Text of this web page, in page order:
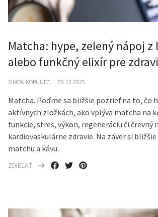
Matcha: hype, zelený nápoj z
alebo funkčný elixír pre
SIMON KOPUNEC 09.12.2025
Matcha. Poďme sa bližšie pozrieť na to, čo
aktívnych zložkách, ako vplýva matcha na
funkcie, stres, výkon, regeneráciu či črevný
kardiovaskulárne zdravie. Na záver si
matchu a kávu.
ZDIEĽAŤ